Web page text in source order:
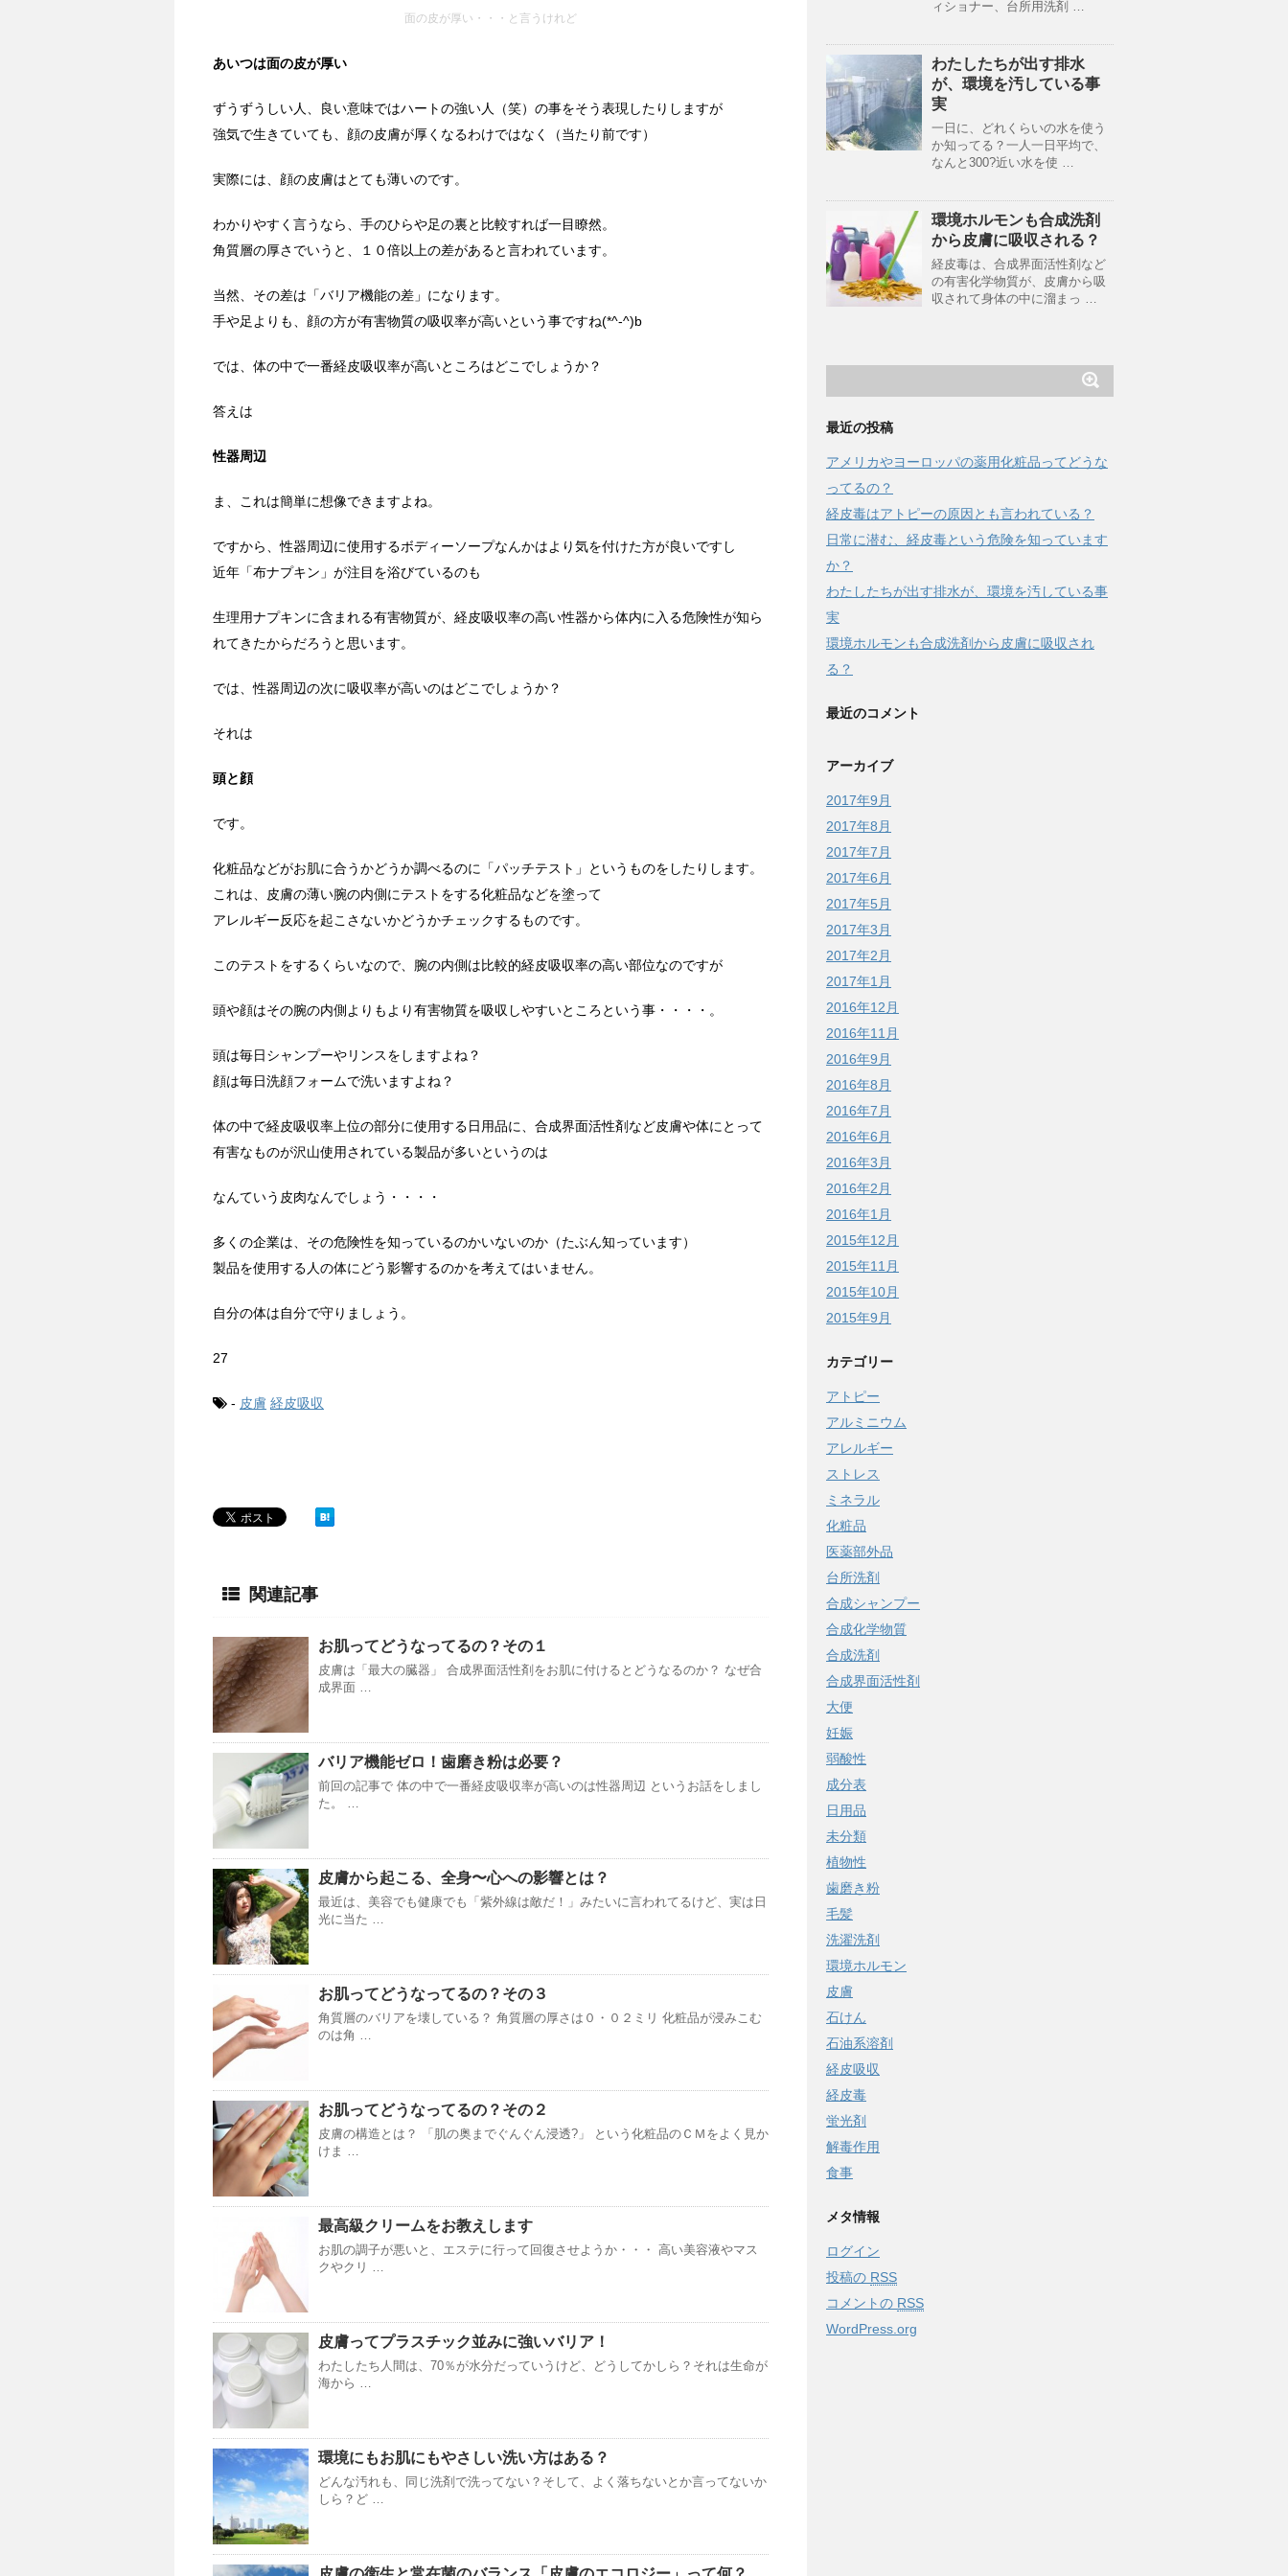
面の皮が厚い・・・と言うけれど
あいつは面の皮が厚い
ずうずうしい人、良い意味ではハートの強い人（笑）の事をそう表現したりしますが
強気で生きていても、顔の皮膚が厚くなるわけではなく（当たり前です）
実際には、顔の皮膚はとても薄いのです。
わかりやすく言うなら、手のひらや足の裏と比較すれば一目瞭然。
角質層の厚さでいうと、１０倍以上の差があると言われています。
当然、その差は「バリア機能の差」になります。
手や足よりも、顔の方が有害物質の吸収率が高いという事ですね(*^-^)b
では、体の中で一番経皮吸収率が高いところはどこでしょうか？
答えは
性器周辺
ま、これは簡単に想像できますよね。
ですから、性器周辺に使用するボディーソープなんかはより気を付けた方が良いですし
近年「布ナプキン」が注目を浴びているのも
生理用ナプキンに含まれる有害物質が、経皮吸収率の高い性器から体内に入る危険性が知ら
れてきたからだろうと思います。
では、性器周辺の次に吸収率が高いのはどこでしょうか？
それは
頭と顔
です。
化粧品などがお肌に合うかどうか調べるのに「パッチテスト」というものをしたりします。
これは、皮膚の薄い腕の内側にテストをする化粧品などを塗って
アレルギー反応を起こさないかどうかチェックするものです。
このテストをするくらいなので、腕の内側は比較的経皮吸収率の高い部位なのですが
頭や顔はその腕の内側よりもより有害物質を吸収しやすいところという事・・・・。
頭は毎日シャンプーやリンスをしますよね？
顔は毎日洗顔フォームで洗いますよね？
体の中で経皮吸収率上位の部分に使用する日用品に、合成界面活性剤など皮膚や体にとって
有害なものが沢山使用されている製品が多いというのは
なんていう皮肉なんでしょう・・・・
多くの企業は、その危険性を知っているのかいないのか（たぶん知っています）
製品を使用する人の体にどう影響するのかを考えてはいません。
自分の体は自分で守りましょう。
27
- 皮膚 経皮吸収
関連記事
お肌ってどうなってるの？その１
皮膚は「最大の臓器」 合成界面活性剤をお肌に付けるとどうなるのか？ なぜ合
成界面 …
バリア機能ゼロ！歯磨き粉は必要？
前回の記事で 体の中で一番経皮吸収率が高いのは性器周辺 というお話をしまし
た。 …
皮膚から起こる、全身〜心への影響とは？
最近は、美容でも健康でも「紫外線は敵だ！」みたいに言われてるけど、実は日
光に当た …
お肌ってどうなってるの？その３
角質層のバリアを壊している？ 角質層の厚さは０・０２ミリ 化粧品が浸みこむ
のは角 …
お肌ってどうなってるの？その２
皮膚の構造とは？ 「肌の奥までぐんぐん浸透?」 という化粧品のＣＭをよく見か
けま …
最高級クリームをお教えします
お肌の調子が悪いと、エステに行って回復させようか・・・ 高い美容液やマス
クやクリ …
皮膚ってプラスチック並みに強いバリア！
わたしたち人間は、70％が水分だっていうけど、どうしてかしら？それは生命が
海から …
環境にもお肌にもやさしい洗い方はある？
どんな汚れも、同じ洗剤で洗ってない？そして、よく落ちないとか言ってないか
しら？ど …
ィショナー、台所用洗剤 …
わたしたちが出す排水
が、環境を汚している事
実
一日に、どれくらいの水を使う
か知ってる？一人一日平均で、
なんと300?近い水を使 …
環境ホルモンも合成洗剤
から皮膚に吸収される？
経皮毒は、合成界面活性剤など
の有害化学物質が、皮膚から吸
収されて身体の中に溜まっ …
最近の投稿
アメリカやヨーロッパの薬用化粧品ってどうな
ってるの？
経皮毒はアトピーの原因とも言われている？
日常に潜む、経皮毒という危険を知っています
か？
わたしたちが出す排水が、環境を汚している事
実
環境ホルモンも合成洗剤から皮膚に吸収され
る？
最近のコメント
アーカイブ
2017年9月
2017年8月
2017年7月
2017年6月
2017年5月
2017年3月
2017年2月
2017年1月
2016年12月
2016年11月
2016年9月
2016年8月
2016年7月
2016年6月
2016年3月
2016年2月
2016年1月
2015年12月
2015年11月
2015年10月
2015年9月
カテゴリー
アトピー
アルミニウム
アレルギー
ストレス
ミネラル
化粧品
医薬部外品
台所洗剤
合成シャンプー
合成化学物質
合成洗剤
合成界面活性剤
大便
妊娠
弱酸性
成分表
日用品
未分類
植物性
歯磨き粉
毛髪
洗濯洗剤
環境ホルモン
皮膚
石けん
石油系溶剤
経皮吸収
経皮毒
蛍光剤
解毒作用
食事
メタ情報
ログイン
投稿の RSS
コメントの RSS
WordPress.org